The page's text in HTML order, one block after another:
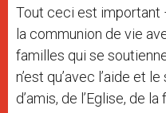
Tout ceci est important
la communion de vie
familles qui se
n’est qu’avec l’aide et
d’amis, de l’Eglise, de